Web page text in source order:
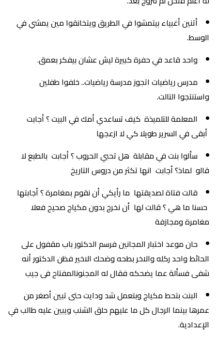
أتنين أغبياء بيتمشوا في الطريق ويتخانقوا مين يمشي في
الوسط.
واحد قاعد في حفرة كبيرة ليش عشان بيفكر بعمق.
مدرس رياضيات اتجوز مدرسة رياضيات.. خلفوا طفلين
واستنتجوا التالت.
المعلمة للتلميذة كيف تساعدي أمك في البيت ؟ أجابت
أبقى في السرير طويلا كي لا ازعجها
سألوا بنت في مقابلة هل تحبي الحروب ؟ أجابت بالطبع لا
قالو لماذ؟ أجابت انها تكثر من دروس التاريخ
قالت فتاة لصديقتها ما رأيكي أن نقوم بمغامرة ؟ أجابتها
حسنا ما هي ؟ قالت لها أن نخرج بدون مكياج صحيح فعلا
مغامرة ومجازفة
حان موعد اختبار المجانين فرسم الدكتور باب مقفول على
الحائط واحد ركله والاخر بطحه وضحك الاخير فظن الدكتور أنه
شفى فسألة عما يضحكه فقال له المجنونالمفتاح فى جيب
البنت بتحط مكياج وبتعمل شد ودايت حتى تبين أصغر من
عمرها بينما الرجال كل ما عليهم حلق الشنب ويبين عليه طالب في
الإعدادية.